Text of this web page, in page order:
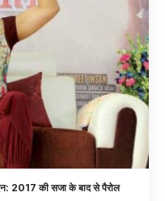
2017 की सजा के बाद से पैरोल